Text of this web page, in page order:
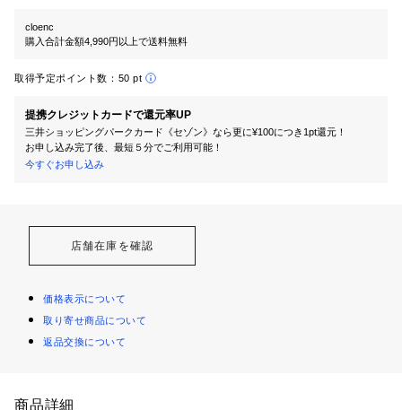
cloenc
購入合計金額4,990円以上で送料無料
取得予定ポイント数： 50 pt
提携クレジットカードで還元率UP
三井ショッピングパークカード《セゾン》なら更に¥100につき1pt還元！
お申し込み完了後、最短５分でご利用可能！
今すぐお申し込み
店舗在庫を確認
価格表示について
取り寄せ商品について
返品交換について
商品詳細